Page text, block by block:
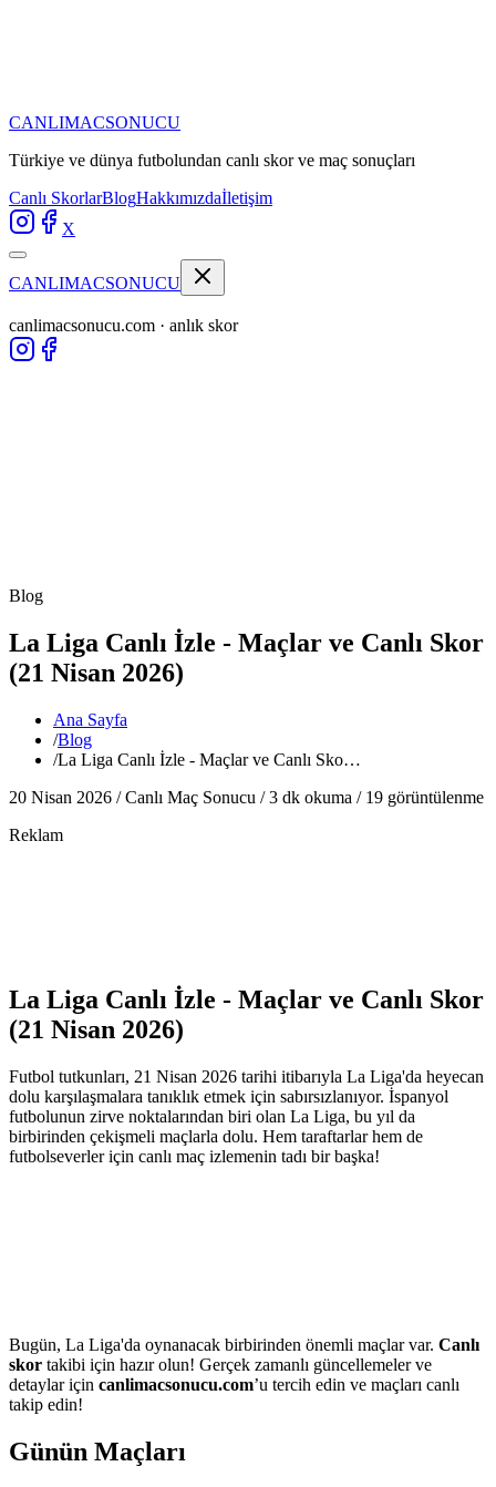
CANLIMACSONUCU
Türkiye ve dünya futbolundan canlı skor ve maç sonuçları
Canlı SkorlarBlogHakkımızdaİletişim
X
CANLIMACSONUCU
canlimacsonucu.com · anlık skor
Blog
La Liga Canlı İzle - Maçlar ve Canlı Skor
(21 Nisan 2026)
Ana Sayfa
/Blog
/La Liga Canlı İzle - Maçlar ve Canlı Sko…
20 Nisan 2026 /Canlı Maç Sonucu /3 dk okuma / 19 görüntülenme
Reklam
La Liga Canlı İzle - Maçlar ve Canlı Skor
(21 Nisan 2026)
Futbol tutkunları, 21 Nisan 2026 tarihi itibarıyla La Liga'da heyecan
dolu karşılaşmalara tanıklık etmek için sabırsızlanıyor. İspanyol
futbolunun zirve noktalarından biri olan La Liga, bu yıl da
birbirinden çekişmeli maçlarla dolu. Hem taraftarlar hem de
futbolseverler için canlı maç izlemenin tadı bir başka!
Bugün, La Liga'da oynanacak birbirinden önemli maçlar var. Canlı
skor takibi için hazır olun! Gerçek zamanlı güncellemeler ve
detaylar için canlimacsonucu.com’u tercih edin ve maçları canlı
takip edin!
Günün Maçları